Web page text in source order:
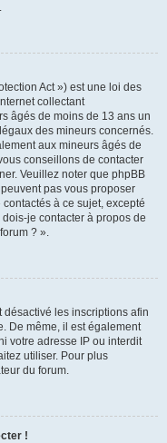
Act ») est une loi des
collectant
âgés de moins de 13 ans un
des mineurs concernés.
aux mineurs âgés de
conseillons de contacter
Veuillez noter que phpBB
pas vous proposer
à ce sujet, excepté
je contacter à propos de
? ».
désactivé les inscriptions afin
De même, il est également
votre adresse IP ou interdit
utiliser. Pour plus
du forum.
!